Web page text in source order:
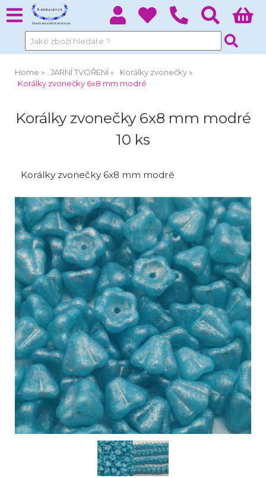
Home JARNÍ TVOŘENÍ
Korálky zvonečky
Korálky zvonečky 6x8 mm modré
Korálky zvonečky 6x8 mm modré
10 ks
Korálky zvonečky 6x8 mm modré